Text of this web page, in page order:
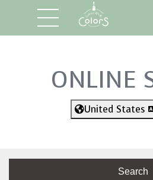
ONLINE
United States
Search